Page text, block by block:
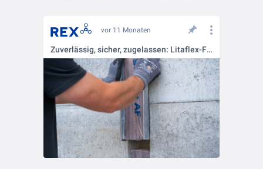
vor 11 Monaten
Zuverlässig, sicher, zugelassen: Litaflex-Fugenblöcke & -elemente